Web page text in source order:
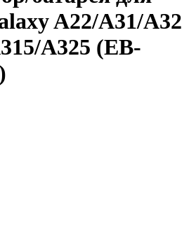
A22/A31/A32
A325 (EB-